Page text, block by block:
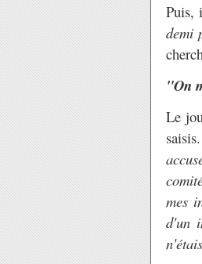
Puis,
demi
"On
Le
saisis.
mes
d'un